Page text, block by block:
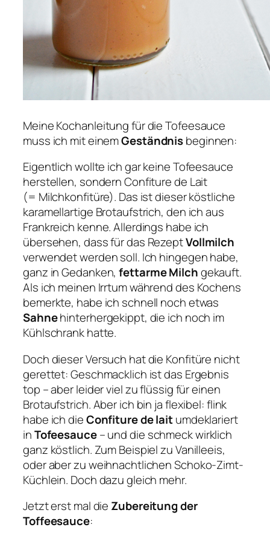
Meine Kochanleitung für die Tofeesauce
muss ich mit einemGeständnisbeginnen:
Eigentlich wollte ich gar keine Tofeesauce
herstellen, sondern Confiture de Lait
(= Milchkonfitüre). Das ist dieser köstliche
karamellartige Brotaufstrich, den ich aus
Frankreich kenne. Allerdings habe ich
übersehen, dass für das RezeptVollmilch
verwendet werden soll. Ich hingegen habe,
ganz in Gedanken,fettarme Milchgekauft.
Als ich meinen Irrtum während des Kochens
bemerkte, habe ich schnell noch etwas
Sahnehinterhergekippt, die ich noch im
Kühlschrank hatte.
Doch dieser Versuch hat die Konfitüre nicht
gerettet: Geschmacklich ist das Ergebnis
top – aber leider viel zu flüssig für einen
Brotaufstrich. Aber ich bin ja flexibel: flink
habe ich dieConfiture de laitumdeklariert
inTofeesauce– und die schmeck wirklich
ganz köstlich. Zum Beispiel zu Vanilleeis,
oder aber zu weihnachtlichen Schoko-Zimt-
Küchlein. Doch dazu gleich mehr.
Jetzt erst mal die Zubereitung der
Toffeesauce: